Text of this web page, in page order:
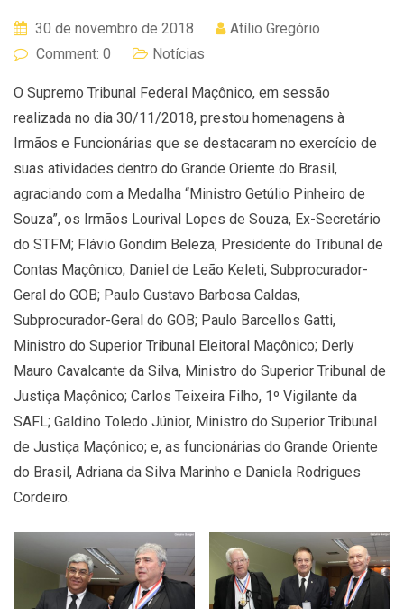
30 de novembro de 2018
Atílio Gregório
Comment: 0
Notícias
O Supremo Tribunal Federal Maçônico, em sessão
realizada no dia 30/11/2018, prestou homenagens à
Irmãos e Funcionárias que se destacaram no exercício de
suas atividades dentro do Grande Oriente do Brasil,
agraciando com a Medalha “Ministro Getúlio Pinheiro de
Souza”, os Irmãos Lourival Lopes de Souza, Ex-Secretário
do STFM; Flávio Gondim Beleza, Presidente do Tribunal de
Contas Maçônico; Daniel de Leão Keleti, Subprocurador-
Geral do GOB; Paulo Gustavo Barbosa Caldas,
Subprocurador-Geral do GOB; Paulo Barcellos Gatti,
Ministro do Superior Tribunal Eleitoral Maçônico; Derly
Mauro Cavalcante da Silva, Ministro do Superior Tribunal de
Justiça Maçônico; Carlos Teixeira Filho, 1º Vigilante da
SAFL; Galdino Toledo Júnior, Ministro do Superior Tribunal
de Justiça Maçônico; e, as funcionárias do Grande Oriente
do Brasil, Adriana da Silva Marinho e Daniela Rodrigues
Cordeiro.